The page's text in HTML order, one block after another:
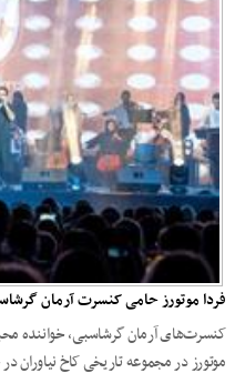
فردا موتورز حامی کنسرت آرمان
کنسرت‌های آرمان گرشاسبی، خواننده
موتورز در مجموعه تاریخی کاخ نیاوران